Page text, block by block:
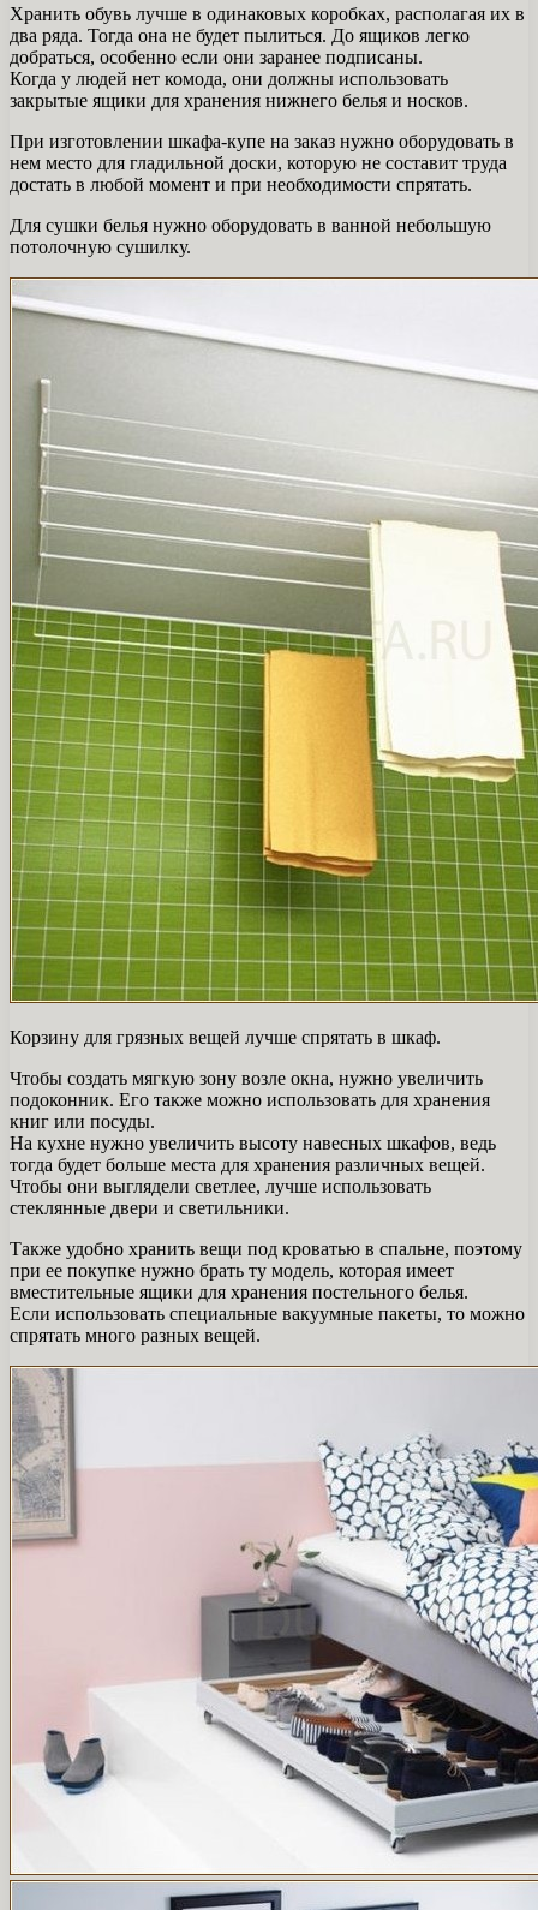
Хранить обувь лучше в одинаковых коробках, располагая их в
два ряда. Тогда она не будет пылиться. До ящиков легко
добраться, особенно если они заранее подписаны.
Когда у людей нет комода, они должны использовать
закрытые ящики для хранения нижнего белья и носков.
При изготовлении шкафа-купе на заказ нужно оборудовать в
нем место для гладильной доски, которую не составит труда
достать в любой момент и при необходимости спрятать.
Для сушки белья нужно оборудовать в ванной небольшую
потолочную сушилку.
Корзину для грязных вещей лучше спрятать в шкаф.
Чтобы создать мягкую зону возле окна, нужно увеличить
подоконник. Его также можно использовать для хранения
книг или посуды.
На кухне нужно увеличить высоту навесных шкафов, ведь
тогда будет больше места для хранения различных вещей.
Чтобы они выглядели светлее, лучше использовать
стеклянные двери и светильники.
Также удобно хранить вещи под кроватью в спальне, поэтому
при ее покупке нужно брать ту модель, которая имеет
вместительные ящики для хранения постельного белья.
Если использовать специальные вакуумные пакеты, то можно
спрятать много разных вещей.